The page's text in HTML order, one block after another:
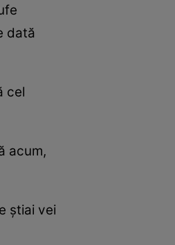
dată
cel
acum,
ştiai vei